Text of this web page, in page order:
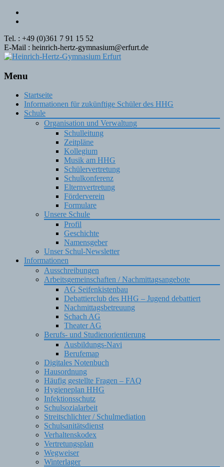
Tel. : +49 (0)361 7 91 15 52
E-Mail : heinrich-hertz-gymnasium@erfurt.de
Menu
Skip
content
Startseite
Informationen für zukünftige Schüler des HHG
Schule
Organisation und Verwaltung
Schulleitung
Zeitpläne
Kollegium
Musik am HHG
Schülervertretung
Schulkonferenz
Elternvertretung
Förderverein
Formulare
Unsere Schule
Profil
Geschichte
Namensgeber
Unser Schul-Newsletter
Informationen
Ausschreibungen
Arbeitsgemeinschaften / Nachmittagsangebote
AG Seifenkistenbau
Debattierclub des HHG – Jugend debattiert
Nachmittagsbetreuung
Schach AG
Theater AG
Berufs- und Studienorientierung
Ausbildungs-Navi
Berufemap
Digitales Notenbuch
Hausordnung
Häufig gestellte Fragen – FAQ
Hygieneplan HHG
Infektionsschutz
Schulsozialarbeit
Streitschlichter / Schulmediation
Schulsanitätsdienst
Verhaltenskodex
Vertretungsplan
Wegweiser
Winterlager